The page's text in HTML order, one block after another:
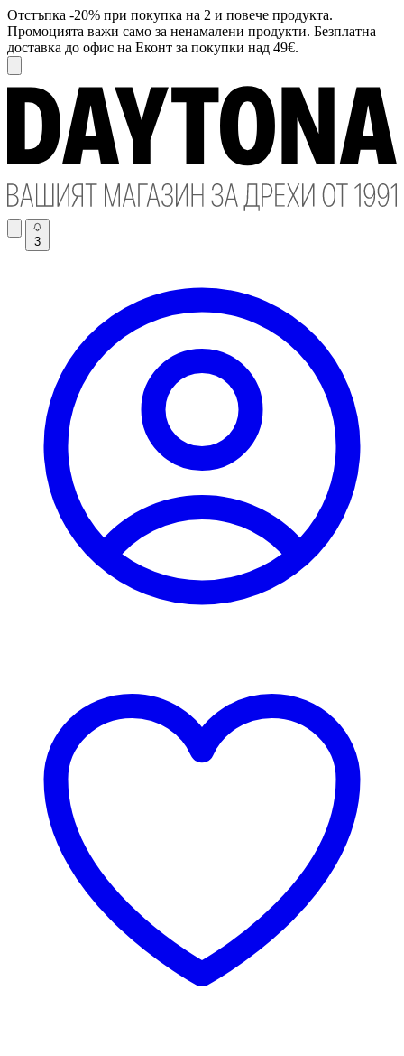
Отстъпка -20% при покупка на 2 и повече продукта.
Промоцията важи само за ненамалени продукти. Безплатна
доставка до офис на Еконт за покупки над 49€.
3